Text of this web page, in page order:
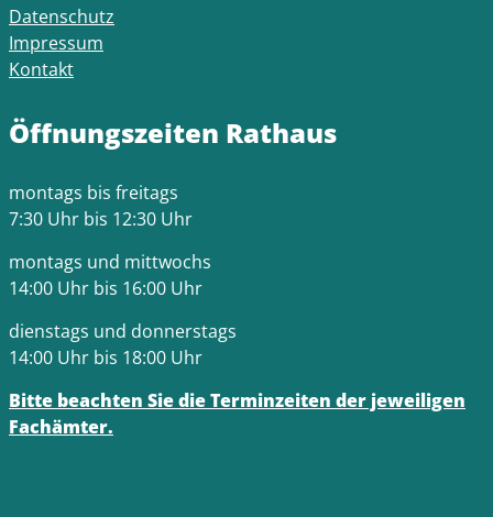
Datenschutz
Impressum
Kontakt
Öffnungszeiten Rathaus
montags bis freitags
7:30 Uhr bis 12:30 Uhr
montags und mittwochs
14:00 Uhr bis 16:00 Uhr
dienstags und donnerstags
14:00 Uhr bis 18:00 Uhr
Bitte beachten Sie die Terminzeiten der jeweiligen
Fachämter.